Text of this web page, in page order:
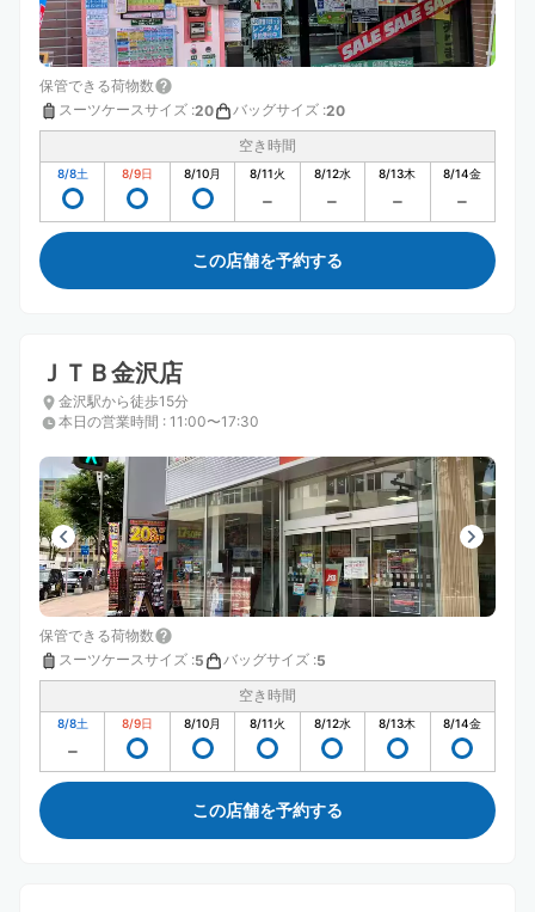
保管できる荷物数
スーツケースサイズ :20 バッグサイズ :20
空き時間
8/8土 8/9日 8/10月 8/11火 8/12水 8/13木 8/14金
この店舗を予約する
ＪＴＢ金沢店
金沢駅から徒歩15分
本日の営業時間 : 11:00〜17:30
保管できる荷物数
スーツケースサイズ :5 バッグサイズ :5
空き時間
8/8土 8/9日 8/10月 8/11火 8/12水 8/13木 8/14金
この店舗を予約する